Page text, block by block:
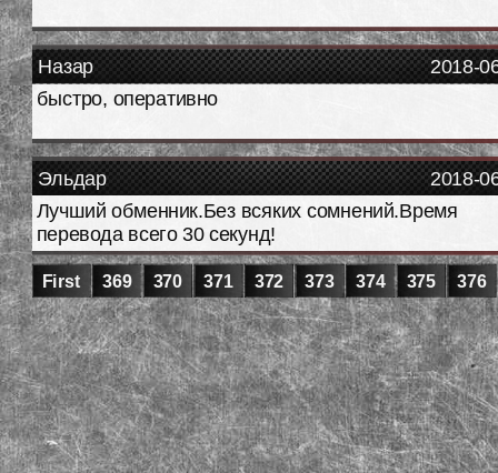
2018-
Назар
быстро, оперативно
2018-
Эльдар
Лучший обменник.Без всяких сомнений.Время
перевода всего 30 секунд!
First 369 370 371 372 373 374 375 376